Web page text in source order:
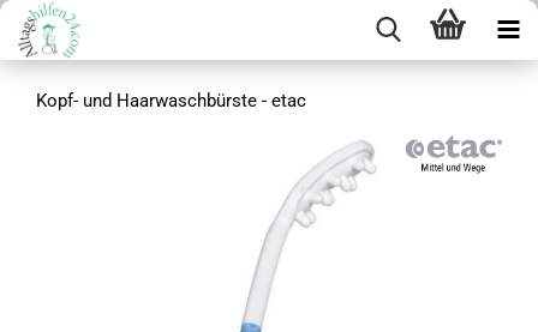
Kopf- und Haarwaschbürste - etac